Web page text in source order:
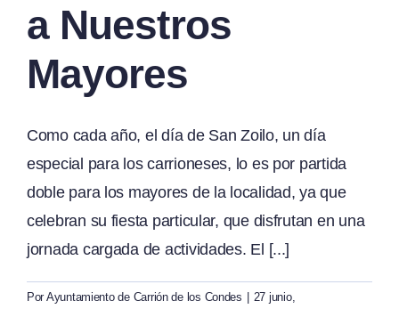
a Nuestros
Mayores
Como cada año, el día de San Zoilo, un día
especial para los carrioneses, lo es por partida
doble para los mayores de la localidad, ya que
celebran su fiesta particular, que disfrutan en una
jornada cargada de actividades. El [...]
Por Ayuntamiento de Carrión de los Condes
27 junio,